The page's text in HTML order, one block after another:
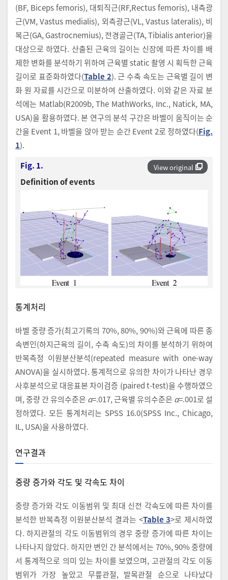
(BF, Biceps femoris), 대퇴직근(RF,Rectus femoris), 내측광
근(VM, Vastus medialis), 외측광근(VL, Vastus lateralis), 비
복근(GA, Gastrocnemius), 전경골근(TA, Tibialis anterior)을
대상으로 하였다. 산출된 근육의 길이는 신장에 따른 차이를 배
제한 변화를 분석하기 위하여 근육별 static 촬영 시 획득한 근육
길이로 표준화하였다(Table 2). 근 수축 속도는 근육별 길이 변
화 원 자료를 시간으로 미분하여 산출하였다. 이와 같은 자료 분
석에는 Matlab(R2009b, The MathWorks, Inc., Natick, MA,
USA)을 활용하였다. 본 연구의 분석 구간은 바벨이 움직이는 순
간을 Event 1, 바벨을 앉아 받는 순간 Event 2로 정하였다(Fig.
1).
View original
Fig. 1.
Definition of events
통계처리
바벨 중량 증가(최고기록의 70%, 80%, 90%)와 근육에 따른 종
속변인(하지근육의 길이, 수축 속도)의 차이를 분석하기 위하여
반복측정 이원분산분석(repeated measure with one-way
ANOVA)을 실시하였다. 통계적으로 유의한 차이가 나타난 경우
사후분석으로 대응표본 차이검증 (paired t-test)을 수행하였으
며, 중량 간 유의수준은 α=.017, 근육별 유의수준은 α=.001로 설
정하였다. 모든 통계처리는 SPSS 16.0(SPSS Inc., Chicago,
IL, USA)을 사용하였다.
연구결과
중량 증가와 각도 및 각속도 차이
중량 증가와 각도 이동범위 및 최대 신전 각속도에 따른 차이를
분석한 반복측정 이원분산분석 결과는 <Table 3>로 제시하였
다. 하지관절의 각도 이동범위의 경우 중량 증가에 따른 차이는
나타나지 않았다. 하지만 변인 간 분석에서는 70%, 90% 중량에
서 통계적으로 의미 있는 차이를 보였으며, 고관절의 각도 이동
범위가 가장 높았고 무릎관절, 발목관절 순으로 나타났다